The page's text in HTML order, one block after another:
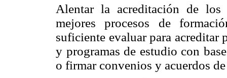
Alentar la acreditación de los
mejores procesos de
suficiente evaluar para acreditar
y programas de estudio con
o firmar convenios y acuerdos